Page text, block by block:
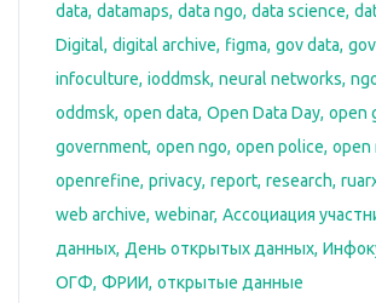
data datamaps data ngo data science
Digital digital archive figma gov data
infoculture ioddmsk neural networks
oddmsk open data Open Data Day open
government open ngo open police open
openrefine privacy report research
web archive webinar Ассоциация
данных День открытых данных
ОГФ ФРИИ открытые данные